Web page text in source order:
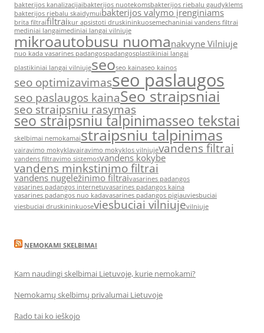
bakterijos kanalizacijaibakterijos nuotekomsbakterijos riebalu gaudyklems
bakterijos riebalu skaidymuibakterijos valymo įrenginiams
brita filtraifiltraikur apsistoti druskininkuosemechaniniai vandens filtrai
mediniai langaimediniai langai vilniuje
mikroautobusu nuomanakvyne Vilniuje
nuo kada vasarines padangospadangosplastikiniai langai
plastikiniai langai vilniujeseoseo kainaseo kainos
seo optimizavimasseo paslaugos
seo paslaugos kainaSeo straipsniai
seo straipsniu rasymas
seo straipsniu talpinimasseo tekstai
skelbimai nemokamaistraipsniu talpinimas
vairavimo mokyklavairavimo mokyklos vilniujevandens filtrai
vandens filtravimo sistemosvandens kokybe
vandens minkstinimo filtrai
vandens nugeležinimo filtraivasarines padangos
vasarines padangos internetuvasarines padangos kaina
vasarines padangos nuo kadavasarines padangos pigiauviesbuciai
viesbuciai druskininkuoseviesbuciai vilniujevilniuje
NEMOKAMI SKELBIMAI
Kam naudingi skelbimai Lietuvoje, kurie nemokami?
Nemokamų skelbimų privalumai Lietuvoje
Rado tai ko ieškojo